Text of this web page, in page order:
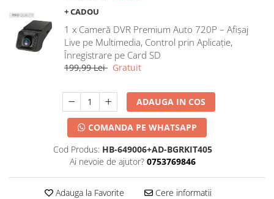
+ CADOU
1 x Cameră DVR Premium Auto 720P – Afișaj
Live pe Multimedia, Control prin Aplicație,
Înregistrare pe Card SD
199,99 Lei Gratuit
ADAUGA IN COS
COMANDA PE WHATSAPP
Cod Produs: HB-649006+AD-BGRKIT405
Ai nevoie de ajutor? 0753769846
Adauga la Favorite Cere informatii